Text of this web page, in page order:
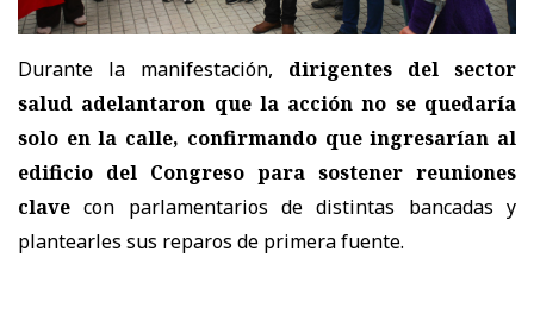
Durante la manifestación, dirigentes del sector
salud adelantaron que la acción no se quedaría
solo en la calle, confirmando que ingresarían al
edificio del Congreso para sostener reuniones
clave con parlamentarios de distintas bancadas y
plantearles sus reparos de primera fuente.